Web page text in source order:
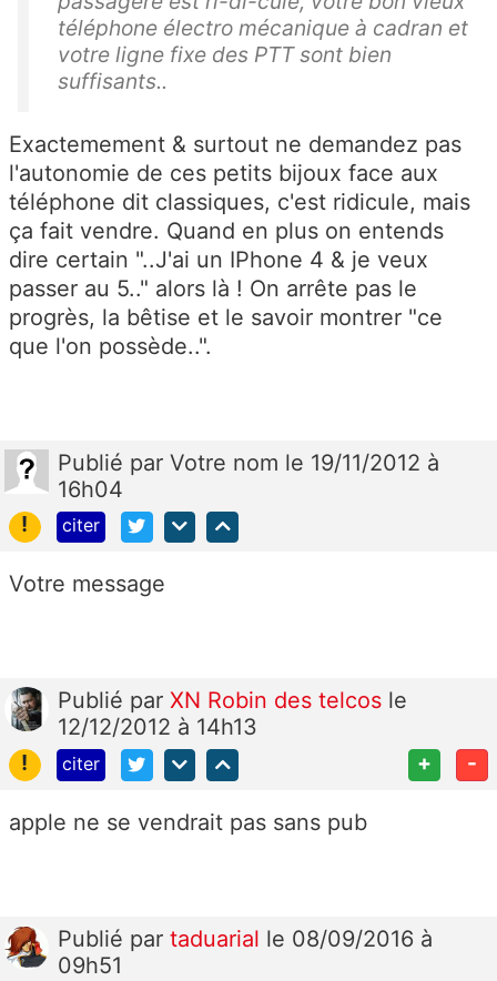
téléphone électro mécanique à cadran et
votre ligne fixe des PTT sont bien
suffisants..
Exactemement & surtout ne demandez pas
l'autonomie de ces petits bijoux face aux
téléphone dit classiques, c'est ridicule, mais
ça fait vendre. Quand en plus on entends
dire certain "..J'ai un IPhone 4 & je veux
passer au 5.." alors là ! On arrête pas le
progrès, la bêtise et le savoir montrer "ce
que l'on possède..".
Publié par Votre nom le 19/11/2012 à
16h04
!
citer
Votre message
Publié par XN Robin des telcos le
12/12/2012 à 14h13
!
citer + -
apple ne se vendrait pas sans pub
Publié par taduarial le 08/09/2016 à
09h51